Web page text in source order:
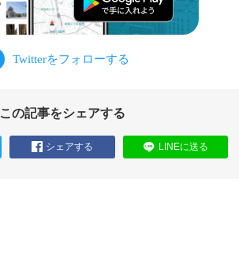
この記事をシェアする
シェアする LINEに送る